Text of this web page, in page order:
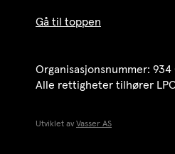
Gå til toppen
Organisasjonsnummer: 934
Alle rettigheter tilhører
Utviklet av Vasser AS